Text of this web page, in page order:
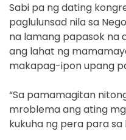
Sabi pa ng dating
paglulunsad nila sa
na lamang papasok na
ang lahat ng
makapag-ipon upang
“Sa pamamagitan
mroblema ang ating
kukuha ng pera para sa